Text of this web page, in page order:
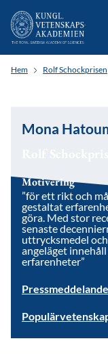
Hem Rolf Schockprisen
Mona
Motivering
”för ett rikt och
gestaltat
göra. Med stor
senaste
uttrycksmedel
angeläget
erfarenheter”
Pressmeddelande